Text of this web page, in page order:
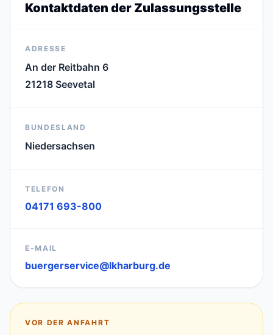
Kontaktdaten der Zulassungsstelle
ADRESSE
An der Reitbahn 6
21218 Seevetal
BUNDESLAND
Niedersachsen
TELEFON
04171 693-800
E-MAIL
buergerservice@lkharburg.de
VOR DER ANFAHRT